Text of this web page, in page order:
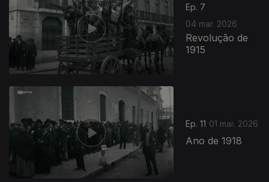
Ep. 7
04 mar. 2026
Revolução de
1915
Ep. 11 01 mar. 2026
Ano de 1918